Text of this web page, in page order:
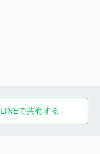
LINEで共有する